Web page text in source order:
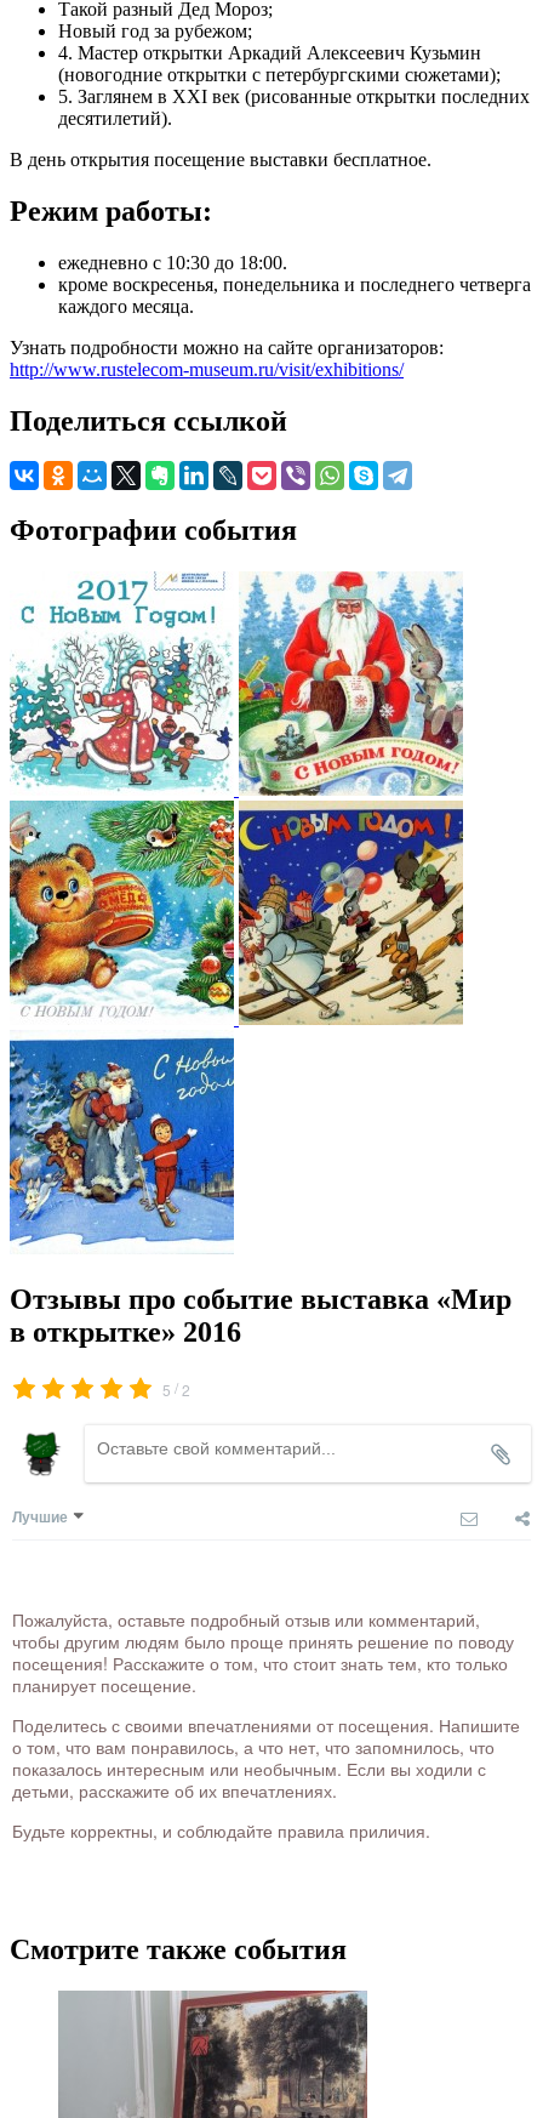
Такой разный Дед Мороз;
Новый год за рубежом;
4. Мастер открытки Аркадий Алексеевич Кузьмин
(новогодние открытки с петербургскими сюжетами);
5. Заглянем в XXI век (рисованные открытки последних
десятилетий).
В день открытия посещение выставки бесплатное.
Режим работы:
ежедневно с 10:30 до 18:00.
кроме воскресенья, понедельника и последнего четверга
каждого месяца.
Узнать подробности можно на сайте организаторов:
http://www.rustelecom-museum.ru/visit/exhibitions/
Поделиться ссылкой
Фотографии события
Отзывы про событие выставка «Мир
в открытке» 2016
5 /2
Лучшие
Пожалуйста, оставьте подробный отзыв или комментарий,
чтобы другим людям было проще принять решение по поводу
посещения! Расскажите о том, что стоит знать тем, кто только
планирует посещение.
Поделитесь с своими впечатлениями от посещения. Напишите
о том, что вам понравилось, а что нет, что запомнилось, что
показалось интересным или необычным. Если вы ходили с
детьми, расскажите об их впечатлениях.
Будьте корректны, и соблюдайте правила приличия.
Смотрите также события